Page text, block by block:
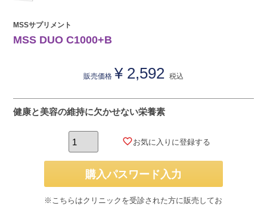
MSSサプリメント
MSS DUO C1000+B
販売価格 ¥ 2,592 税込
健康と美容の維持に欠かせない栄養素
お気に入りに登録する
購入パスワード入力
※こちらはクリニックを受診された方に販売してお